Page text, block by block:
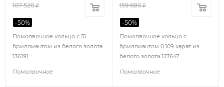
Помолвочное кольцо с 31
бриллиантом из белого золота
136191
Помолвочное
107 520₽
-50%
Помолвочное кольцо с
бриллиантом 0.109 карат из
белого золота 127647
Помолвочное
159 680₽
-50%